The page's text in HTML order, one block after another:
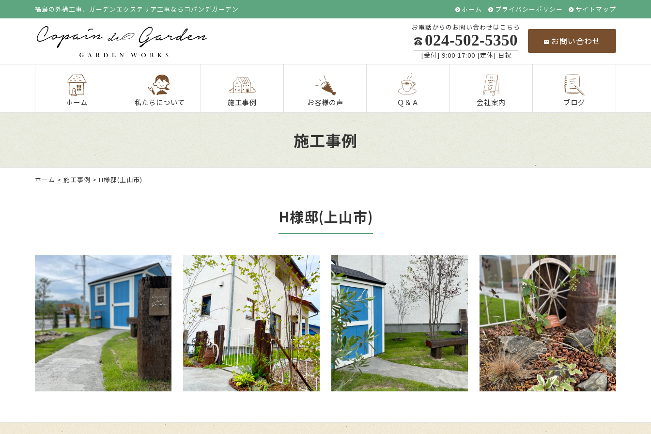
福島の外構工事、ガーデンエクステリア工事ならコパンデガーデン ホーム プライバシーポリシー
サイトマップ
お電話からのお問い合わせはこちら
024-502-5350
[受付] 9:00-17:00 [定休] 日祝
お問い合わせ
ホーム 私たちについて 施工事例 お客様の声 Ｑ＆Ａ 会社案内 ブログ
施工事例
ホーム > 施工事例 > H様邸(上山市)
H様邸(上山市)